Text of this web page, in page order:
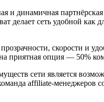
и динамичная
делает сеть удобной
прозрачности, скорости и
приятная опция — 50%
сети является
affiliate-менеджеров